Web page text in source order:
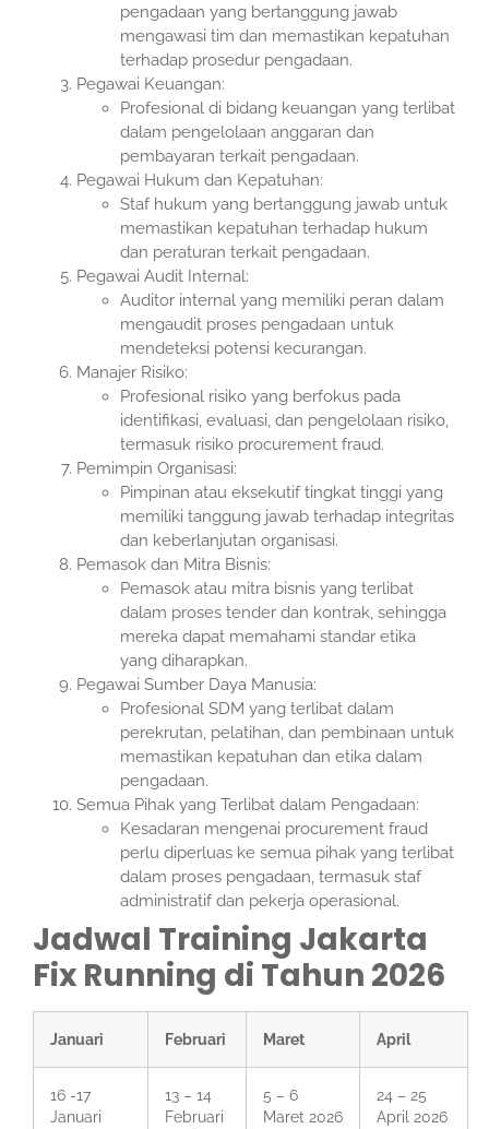
pengadaan yang bertanggung jawab
mengawasi tim dan memastikan kepatuhan
terhadap prosedur pengadaan.
Pegawai Keuangan:
Profesional di bidang keuangan yang terlibat
dalam pengelolaan anggaran dan
pembayaran terkait pengadaan.
Pegawai Hukum dan Kepatuhan:
Staf hukum yang bertanggung jawab untuk
memastikan kepatuhan terhadap hukum
dan peraturan terkait pengadaan.
Pegawai Audit Internal:
Auditor internal yang memiliki peran dalam
mengaudit proses pengadaan untuk
mendeteksi potensi kecurangan.
Manajer Risiko:
Profesional risiko yang berfokus pada
identifikasi, evaluasi, dan pengelolaan risiko,
termasuk risiko procurement fraud.
Pemimpin Organisasi:
Pimpinan atau eksekutif tingkat tinggi yang
memiliki tanggung jawab terhadap integritas
dan keberlanjutan organisasi.
Pemasok dan Mitra Bisnis:
Pemasok atau mitra bisnis yang terlibat
dalam proses tender dan kontrak, sehingga
mereka dapat memahami standar etika
yang diharapkan.
Pegawai Sumber Daya Manusia:
Profesional SDM yang terlibat dalam
perekrutan, pelatihan, dan pembinaan untuk
memastikan kepatuhan dan etika dalam
pengadaan.
Semua Pihak yang Terlibat dalam Pengadaan:
Kesadaran mengenai procurement fraud
perlu diperluas ke semua pihak yang terlibat
dalam proses pengadaan, termasuk staf
administratif dan pekerja operasional.
Jadwal Training Jakarta
Fix Running di Tahun 2026
Januari Februari Maret April
16 -17
Januari
13 – 14
Februari
5 – 6
Maret 2026
24 – 25
April 2026